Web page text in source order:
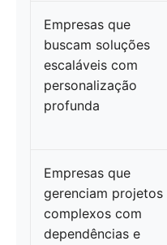
Empresas que
buscam soluções
escaláveis com
personalização
profunda
Empresas que
gerenciam projetos
complexos com
dependências e